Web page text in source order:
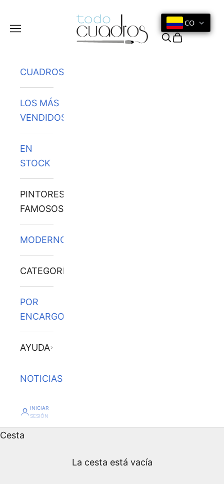
Menú
CO
Buscar
Cesta
CUADROS
LOS MÁS
VENDIDOS
EN
STOCK
PINTORES
FAMOSOS
MODERNOS
CATEGORÍAS
POR
ENCARGO
AYUDA
NOTICIAS
INICIAR
SESIÓN
Cesta
La cesta está vacía